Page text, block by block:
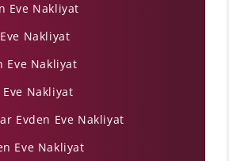
Eve Nakliyat
Nakliyat
Eve Nakliyat
Nakliyat
Evden Eve Nakliyat
Eve Nakliyat